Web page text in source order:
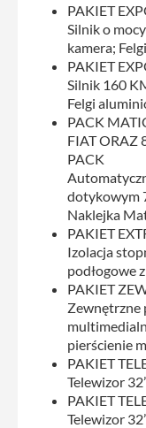
PAKIET
Silnik o
kamera;
PAKIET
Silnik 160
Felgi
PACK
FIAT ORAZ
PACK
dotykowym
Naklejka
PAKIET
Izolacja
podłogowe
PAKIET
Zewnętrzne
pierścienie
PAKIET
Telewizor
PAKIET
Telewizor